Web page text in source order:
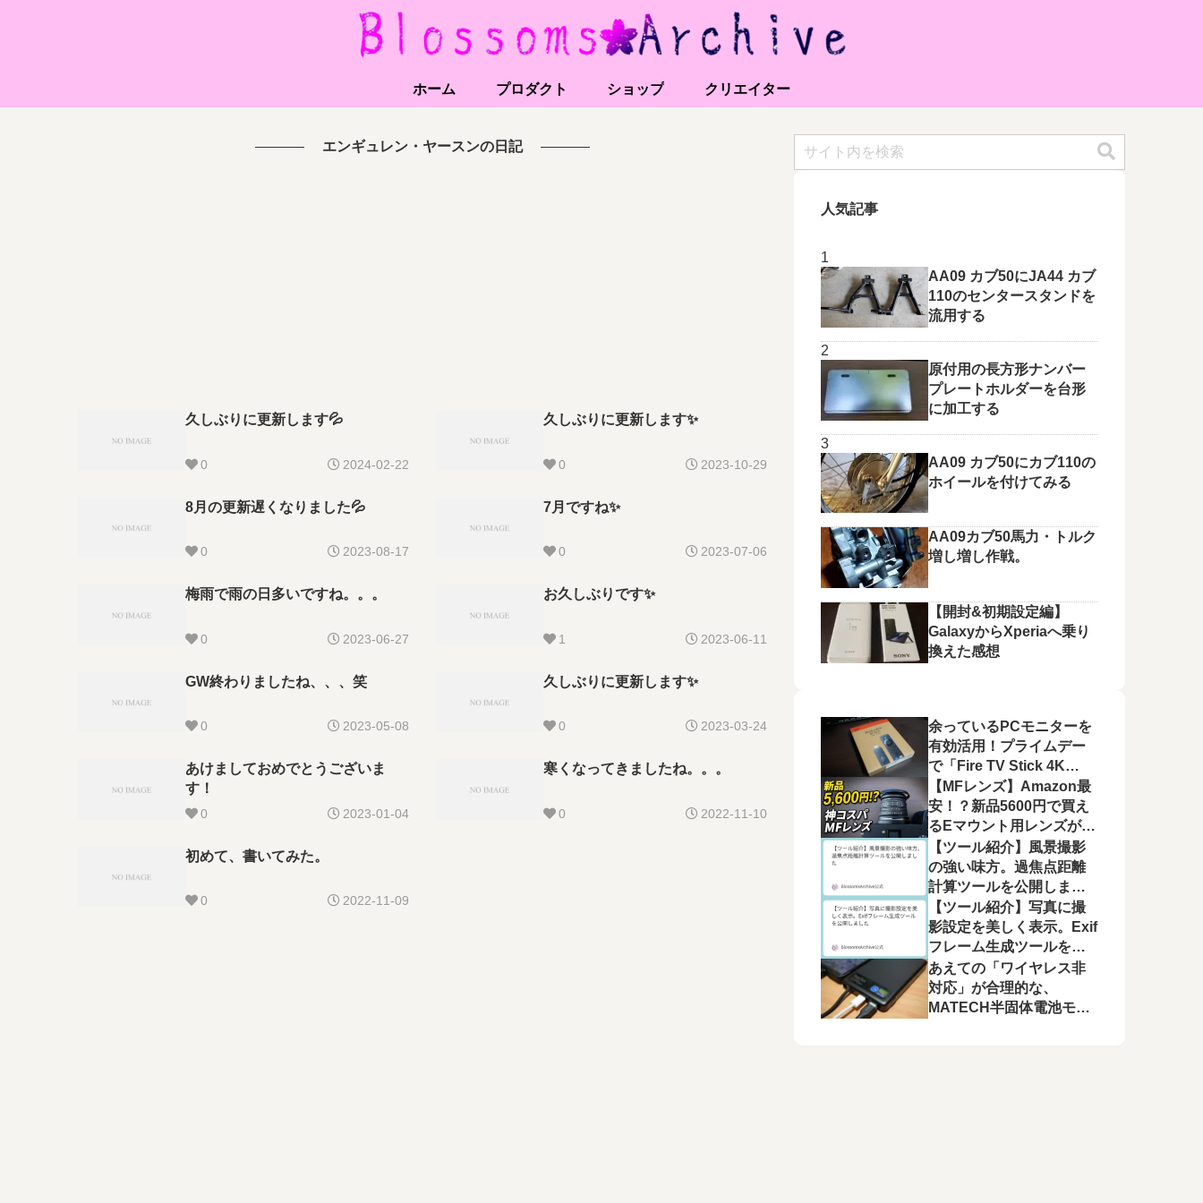
ホーム プロダクト ショップ クリエイター
エンギュレン・ヤースンの日記
久しぶりに更新します💦
0 2024-02-22
久しぶりに更新します✨
0 2023-10-29
8月の更新遅くなりました💦
0 2023-08-17
7月ですね✨
0 2023-07-06
梅雨で雨の日多いですね。。。
0 2023-06-27
お久しぶりです✨
1 2023-06-11
GW終わりましたね、、、笑
0 2023-05-08
久しぶりに更新します✨
0 2023-03-24
あけましておめでとうございま
す！
0 2023-01-04
寒くなってきましたね。。。
0 2022-11-10
初めて、書いてみた。
0 2022-11-09
人気記事
AA09 カブ50にJA44 カブ
110のセンタースタンドを
流用する
原付用の長方形ナンバー
プレートホルダーを台形
に加工する
AA09 カブ50にカブ110の
ホイールを付けてみる
AA09カブ50馬力・トルク
増し増し作戦。
【開封&初期設定編】
GalaxyからXperiaへ乗り
換えた感想
余っているPCモニターを
有効活用！プライムデー
で「Fire TV Stick 4K
Plus」を選んだ理由と、
モニター運用の注意点
【MFレンズ】Amazon最
安！？新品5600円で買え
るEマウント用レンズが良
かった【Pixco 25mm
F1.8 HD.MC】
【ツール紹介】風景撮影
の強い味方。過焦点距離
計算ツールを公開しまし
た
【ツール紹介】写真に撮
影設定を美しく表示。Exif
フレーム生成ツールを公
開しました
あえての「ワイヤレス非
対応」が合理的な、
MATECH半固体電池モバ